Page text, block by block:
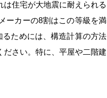
住宅が大地震に耐えられる
ーカーの8割はこの等級を満
ためには、構造計算の方法
ださい。特に、平屋や二階建